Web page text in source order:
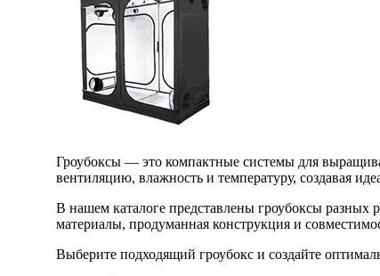
Гроубоксы — это компактные системы для
вентиляцию, влажность и температуру, создавая
В нашем каталоге представлены гроубоксы
материалы, продуманная конструкция и
Выберите подходящий гроубокс и создайте